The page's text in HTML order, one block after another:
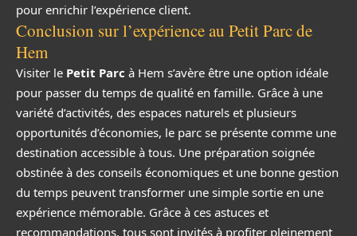
pour enrichir l’expérience client.
Conclusion sur l’expérience au Petit Parc de
Hem
Visiter le Petit Parc à Hem s’avère être une option idéale
pour passer du temps de qualité en famille. Grâce à une
variété d’activités, des espaces naturels et plusieurs
opportunités d’économies, le parc se présente comme une
destination accessible à tous. Une préparation soignée
obstinée à des conseils économiques et une bonne gestion
du temps peuvent transformer une simple sortie en une
expérience mémorable. Grâce à ces astuces et
recommandations, tous sont invités à profiter pleinement